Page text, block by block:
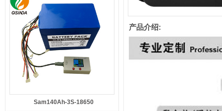
Sam140Ah-3S-18650
产品介绍: